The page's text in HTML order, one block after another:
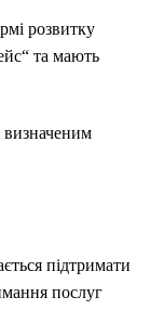
розвитку
та мають
визначеним
підтримати
послуг